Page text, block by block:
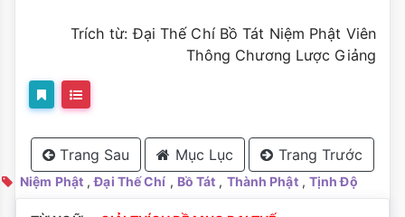
Trích từ: Đại Thế Chí Bồ Tát Niệm Phật Viên
Thông Chương Lược Giảng
Trang Sau Mục Lục Trang Trước
Niệm Phật ,Đại Thế Chí , Bồ Tát , Thành Phật , Tịnh Độ